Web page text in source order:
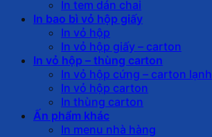
In tem dán chai
In bao bì vỏ hộp giấy
In vỏ hộp
In vỏ hộp giấy – carton
In vỏ hộp – thùng carton
In vỏ hộp cứng – carton lạnh
In vỏ hộp carton
In thùng carton
Ấn phẩm khác
In menu nhà hàng